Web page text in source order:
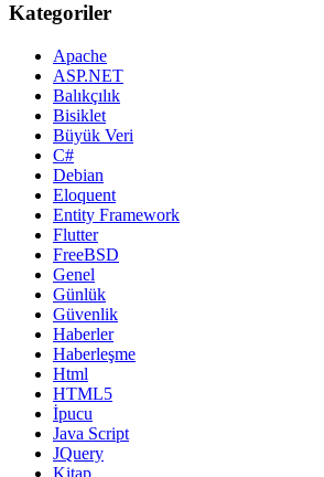
Kategoriler
Apache
ASP.NET
Balıkçılık
Bisiklet
Büyük Veri
C#
Debian
Eloquent
Entity Framework
Flutter
FreeBSD
Genel
Günlük
Güvenlik
Haberler
Haberleşme
Html
HTML5
İpucu
Java Script
JQuery
Kitap